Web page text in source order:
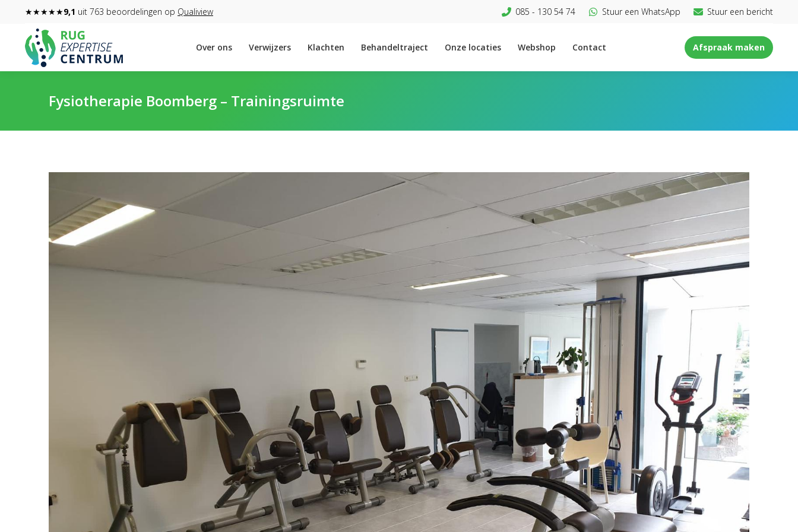
★★★★★9,1 uit 763 beoordelingen op Qualiview 085 - 130 54 74 Stuur een WhatsApp Stuur een bericht
Over ons Verwijzers Klachten Behandeltraject Onze locaties Webshop Contact Afspraak maken
Fysiotherapie Boomberg – Trainingsruimte